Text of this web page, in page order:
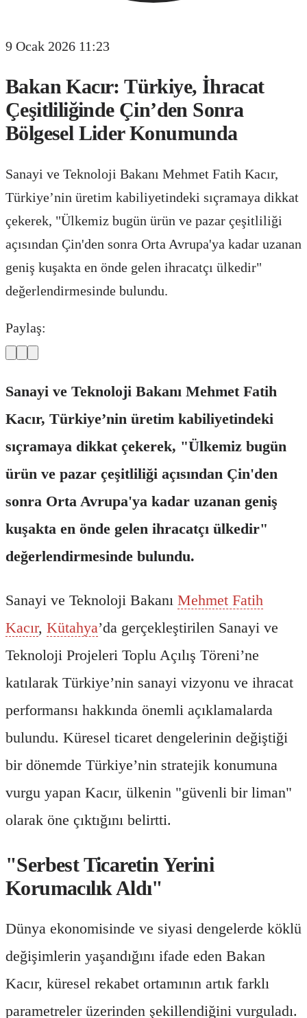
9 Ocak 2026 11:23
Bakan Kacır: Türkiye, İhracat
Çeşitliliğinde Çin’den Sonra
Bölgesel Lider Konumunda
Sanayi ve Teknoloji Bakanı Mehmet Fatih Kacır,
Türkiye’nin üretim kabiliyetindeki sıçramaya dikkat
çekerek, "Ülkemiz bugün ürün ve pazar çeşitliliği
açısından Çin'den sonra Orta Avrupa'ya kadar uzanan
geniş kuşakta en önde gelen ihracatçı ülkedir"
değerlendirmesinde bulundu.
Paylaş:
Sanayi ve Teknoloji Bakanı Mehmet Fatih
Kacır, Türkiye’nin üretim kabiliyetindeki
sıçramaya dikkat çekerek, "Ülkemiz bugün
ürün ve pazar çeşitliliği açısından Çin'den
sonra Orta Avrupa'ya kadar uzanan geniş
kuşakta en önde gelen ihracatçı ülkedir"
değerlendirmesinde bulundu.
Sanayi ve Teknoloji Bakanı Mehmet Fatih
Kacır, Kütahya’da gerçekleştirilen Sanayi ve
Teknoloji Projeleri Toplu Açılış Töreni’ne
katılarak Türkiye’nin sanayi vizyonu ve ihracat
performansı hakkında önemli açıklamalarda
bulundu. Küresel ticaret dengelerinin değiştiği
bir dönemde Türkiye’nin stratejik konumuna
vurgu yapan Kacır, ülkenin "güvenli bir liman"
olarak öne çıktığını belirtti.
"Serbest Ticaretin Yerini
Korumacılık Aldı"
Dünya ekonomisinde ve siyasi dengelerde köklü
değişimlerin yaşandığını ifade eden Bakan
Kacır, küresel rekabet ortamının artık farklı
parametreler üzerinden şekillendiğini vurguladı.